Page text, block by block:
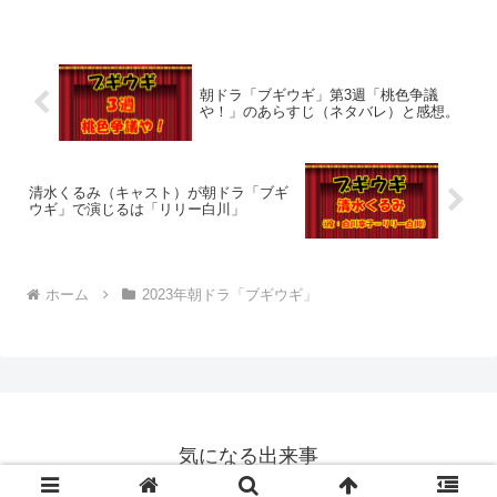
朝ドラ「ブギウギ」第3週「桃色争議
や！」のあらすじ（ネタバレ）と感想。
清水くるみ（キャスト）が朝ドラ「ブギ
ウギ」で演じるは「リリー白川」
ホーム 2023年朝ドラ「ブギウギ」
気になる出来事
© 2016 気になる出来事.